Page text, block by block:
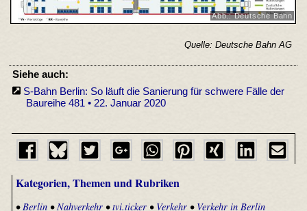
Abb.: Deutsche Bahn
Quelle: Deutsche Bahn AG
Siehe auch:
S-Bahn Berlin: So läuft die Sanierung für schwere Fälle der
Baureihe 481 • 22. Januar 2020
Kategorien, Themen und Rubriken
•Berlin•Nahverkehr•tvi.ticker• Verkehr• Verkehr in Berlin